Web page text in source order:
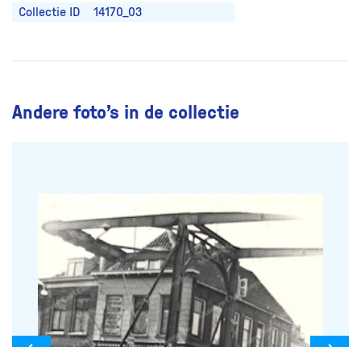
Collectie ID
14170_03
Andere foto’s in de collectie